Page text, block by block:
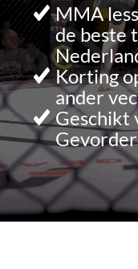
MMA
de beste
Korting
ander
Geschikt